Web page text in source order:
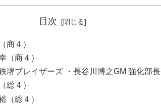
目次
商４）
（商４）
堺ブレイザーズ ・長谷川博之GM 強化部長
総４）
（総４）